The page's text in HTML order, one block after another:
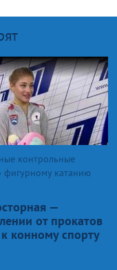
контрольные
фигурному катанию
—
от прокатов
конному спорту